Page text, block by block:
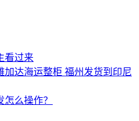
看过来
加达海运整柜 福州发货到印尼
么操作？